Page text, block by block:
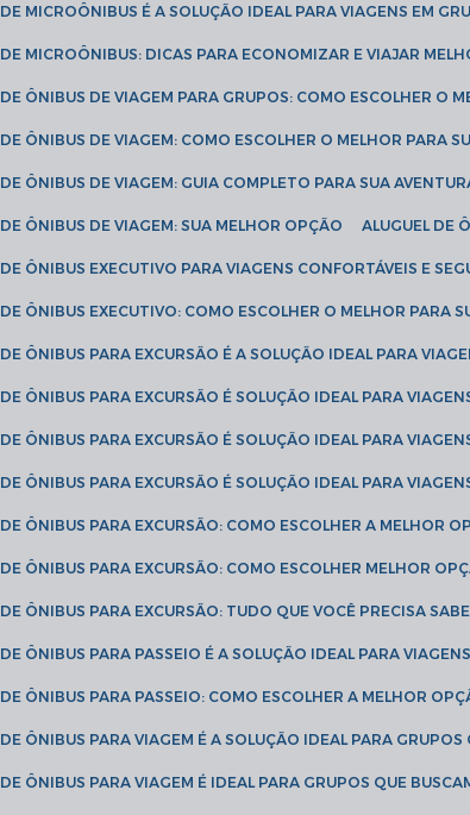
DE MICROÔNIBUS É A SOLUÇÃO IDEAL PARA VIAGENS EM
DE MICROÔNIBUS: DICAS PARA ECONOMIZAR E VIAJAR
DE ÔNIBUS DE VIAGEM PARA GRUPOS: COMO ESCOLHER O
DE ÔNIBUS DE VIAGEM: COMO ESCOLHER O MELHOR PARA
DE ÔNIBUS DE VIAGEM: GUIA COMPLETO PARA SUA
DE ÔNIBUS DE VIAGEM: SUA MELHOR OPÇÃO ALUGUEL
DE ÔNIBUS EXECUTIVO PARA VIAGENS CONFORTÁVEIS E
DE ÔNIBUS EXECUTIVO: COMO ESCOLHER O MELHOR PARA
DE ÔNIBUS PARA EXCURSÃO É A SOLUÇÃO IDEAL PARA
DE ÔNIBUS PARA EXCURSÃO É SOLUÇÃO IDEAL PARA
DE ÔNIBUS PARA EXCURSÃO É SOLUÇÃO IDEAL PARA
DE ÔNIBUS PARA EXCURSÃO É SOLUÇÃO IDEAL PARA
DE ÔNIBUS PARA EXCURSÃO: COMO ESCOLHER A MELHOR
DE ÔNIBUS PARA EXCURSÃO: COMO ESCOLHER MELHOR
DE ÔNIBUS PARA EXCURSÃO: TUDO QUE VOCÊ PRECISA
DE ÔNIBUS PARA PASSEIO É A SOLUÇÃO IDEAL PARA
DE ÔNIBUS PARA PASSEIO: COMO ESCOLHER A MELHOR
DE ÔNIBUS PARA VIAGEM É A SOLUÇÃO IDEAL PARA
DE ÔNIBUS PARA VIAGEM É IDEAL PARA GRUPOS QUE